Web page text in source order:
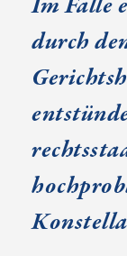
durch